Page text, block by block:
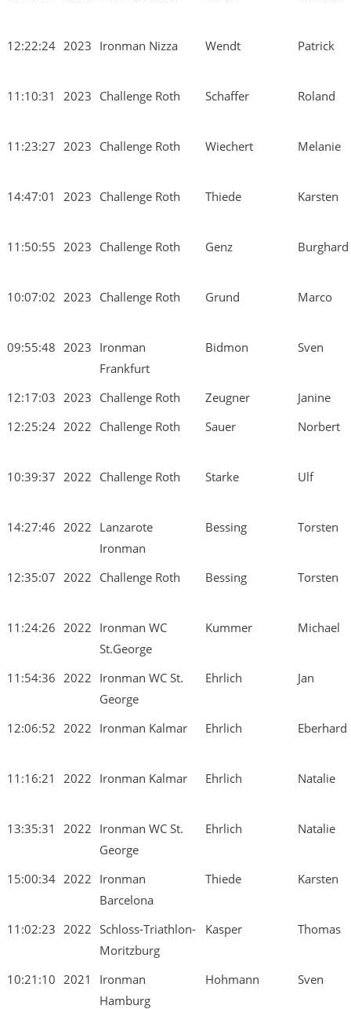
12:22:24 2023 Ironman Nizza Wendt Patrick
11:10:31 2023 Challenge Roth Schaffer Roland
11:23:27 2023 Challenge Roth Wiechert Melanie
14:47:01 2023 Challenge Roth Thiede Karsten
11:50:55 2023 Challenge Roth Genz Burghard
10:07:02 2023 Challenge Roth Grund Marco
09:55:48 2023 Ironman
Frankfurt
Bidmon Sven
12:17:03 2023 Challenge Roth Zeugner
Janine
12:25:24 2022 Challenge Roth Sauer Norbert
10:39:37 2022 Challenge Roth Starke Ulf
14:27:46 2022 Lanzarote
Ironman
Bessing Torsten
12:35:07 2022 Challenge Roth Bessing Torsten
11:24:26 2022 Ironman WC
St.George
Kummer Michael
11:54:36 2022 Ironman WC St.
George
Ehrlich Jan
12:06:52 2022 Ironman Kalmar Ehrlich Eberhard
11:16:21 2022 Ironman Kalmar Ehrlich Natalie
13:35:31 2022 Ironman WC St.
George
Ehrlich Natalie
15:00:34 2022 Ironman
Barcelona
Thiede Karsten
11:02:23 2022 Schloss-Triathlon-
Moritzburg
Kasper Thomas
10:21:10 2021
Ironman
Hamburg
Hohmann Sven